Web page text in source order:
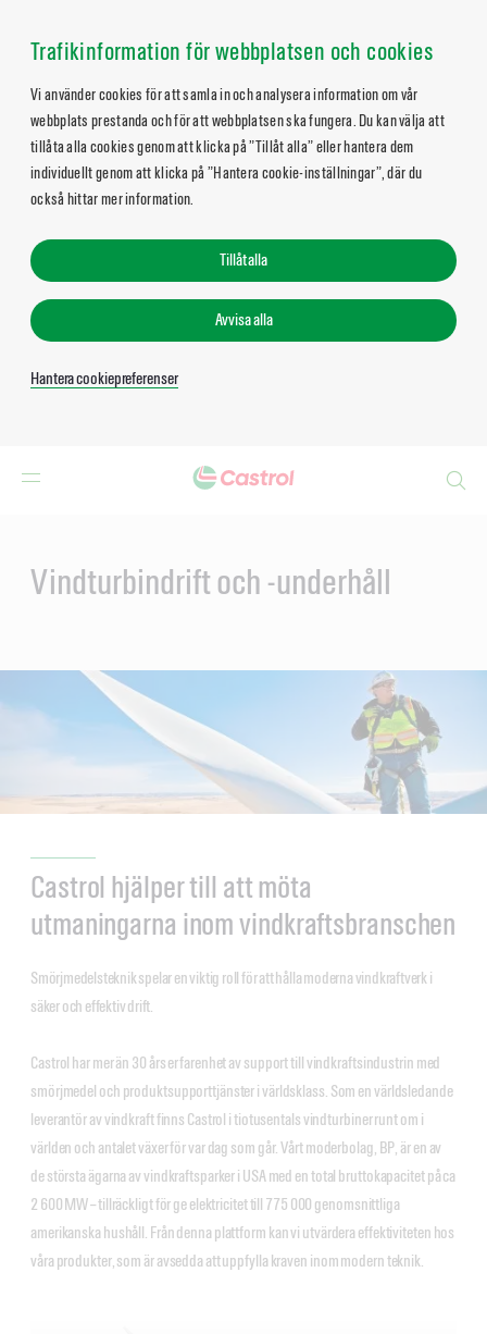
Trafikinformation för webbplatsen och cookies
Vi använder cookies för att samla in och analysera information om vår
webbplats prestanda och för att webbplatsen ska fungera. Du kan välja att
tillåta alla cookies genom att klicka på ”Tillåt alla” eller hantera dem
individuellt genom att klicka på ”Hantera cookie-inställningar”, där du
också hittar mer information.
Tillåt alla
Avvisa alla
Hantera cookiepreferenser
Vindturbindrift och -underhåll
Castrol hjälper till att möta
utmaningarna inom vindkraftsbranschen
Smörjmedelsteknik spelar en viktig roll för att hålla moderna vindkraftverk i
säker och effektiv drift.
Castrol har mer än 30 års erfarenhet av support till vindkraftsindustrin med
smörjmedel och produktsupporttjänster i världsklass. Som en världsledande
leverantör av vindkraft finns Castrol i tiotusentals vindturbiner runt om i
världen och antalet växer för var dag som går. Vårt moderbolag, BP, är en av
de största ägarna av vindkraftsparker i USA med en total bruttokapacitet på ca
2 600 MW – tillräckligt för ge elektricitet till 775 000 genomsnittliga
amerikanska hushåll. Från denna plattform kan vi utvärdera effektiviteten hos
våra produkter, som är avsedda att uppfylla kraven inom modern teknik.